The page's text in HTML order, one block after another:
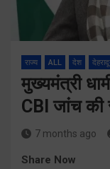
राज्य ALL देश
मुख्यमंत्री
CBI जांच की
7 months ago
Share Now